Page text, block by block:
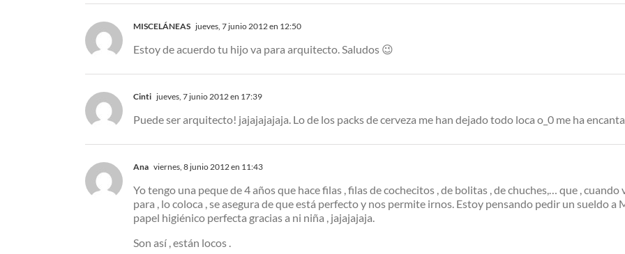
MISCELÁNEAS jueves, 7 junio 2012 en 12:50
Estoy de acuerdo tu hijo va para arquitecto. Saludos 😉
Cinti jueves, 7 junio 2012 en 17:39
Puede ser arquitecto! jajajajajaja. Lo de los packs de cerveza me han dejado todo loca o_0 me ha
Ana viernes, 8 junio 2012 en 11:43
Yo tengo una peque de 4 años que hace filas , filas de cochecitos , de bolitas , de chuches,… que ,
para , lo coloca , se asegura de que está perfecto y nos permite irnos. Estoy pensando pedir un sueldo
papel higiénico perfecta gracias a ni niña , jajajajaja.
Son así , están locos .